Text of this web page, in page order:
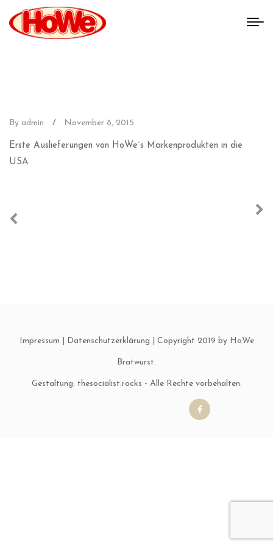
By admin / November 8, 2015
Erste Auslieferungen von HoWe´s Markenprodukten in die
USA
Impressum Datenschutzerklärung | Copyright 2019 by HoWe
Bratwurst.
Gestaltung: thesocialist.rocks - Alle Rechte vorbehalten.